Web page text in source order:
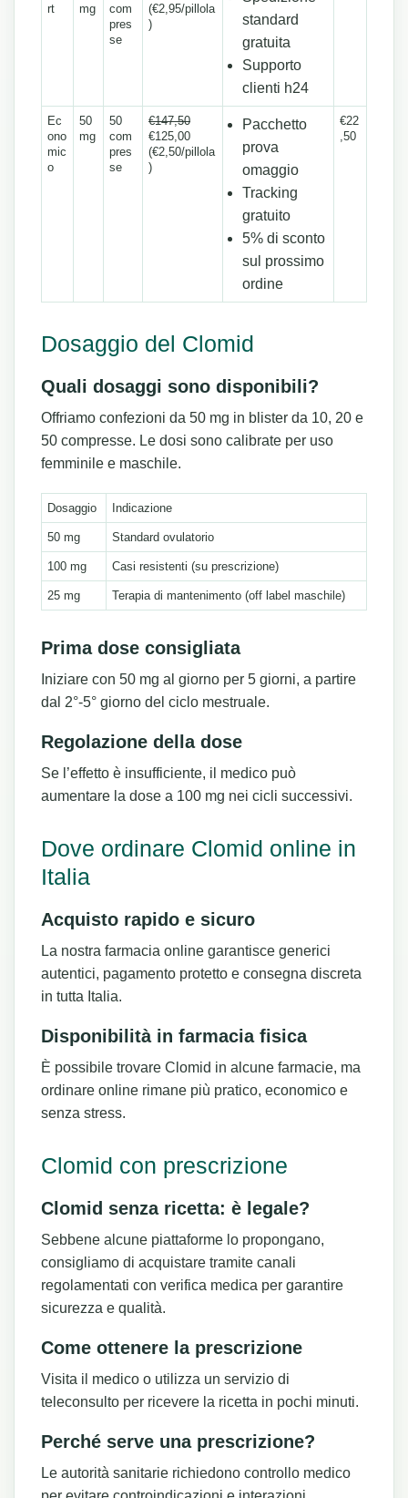
rt
mg
com
pres
se
(€2,95/pillola
)
standard
gratuita
Supporto
clienti h24
Ec
ono
mic
o
50
mg
50
com
pres
se
€147,50
€125,00
(€2,50/pillola
)
Pacchetto
prova
omaggio
Tracking
gratuito
5% di sconto
sul prossimo
ordine
€22
,50
Dosaggio del Clomid
Quali dosaggi sono disponibili?
Offriamo confezioni da 50 mg in blister da 10, 20 e
50 compresse. Le dosi sono calibrate per uso
femminile e maschile.
Dosaggio Indicazione
50 mg Standard ovulatorio
100 mg Casi resistenti (su prescrizione)
25 mg Terapia di mantenimento (off label maschile)
Prima dose consigliata
Iniziare con 50 mg al giorno per 5 giorni, a partire
dal 2°-5° giorno del ciclo mestruale.
Regolazione della dose
Se l’effetto è insufficiente, il medico può
aumentare la dose a 100 mg nei cicli successivi.
Dove ordinare Clomid online in
Italia
Acquisto rapido e sicuro
La nostra farmacia online garantisce generici
autentici, pagamento protetto e consegna discreta
in tutta Italia.
Disponibilità in farmacia fisica
È possibile trovare Clomid in alcune farmacie, ma
ordinare online rimane più pratico, economico e
senza stress.
Clomid con prescrizione
Clomid senza ricetta: è legale?
Sebbene alcune piattaforme lo propongano,
consigliamo di acquistare tramite canali
regolamentati con verifica medica per garantire
sicurezza e qualità.
Come ottenere la prescrizione
Visita il medico o utilizza un servizio di
teleconsulto per ricevere la ricetta in pochi minuti.
Perché serve una prescrizione?
Le autorità sanitarie richiedono controllo medico